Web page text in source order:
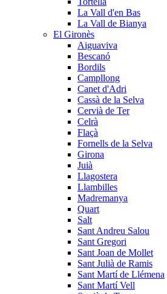
La Vall d'en Bas
La Vall de Bianya
El Gironès
Aiguaviva
Bescanó
Bordils
Campllong
Canet d'Adri
Cassà de la Selva
Cervià de Ter
Celrà
Flaçà
Fornells de la Selva
Girona
Juià
Llagostera
Llambilles
Madremanya
Quart
Salt
Sant Andreu Salou
Sant Gregori
Sant Joan de Mollet
Sant Julià de Ramis
Sant Martí de Llémena
Sant Martí Vell